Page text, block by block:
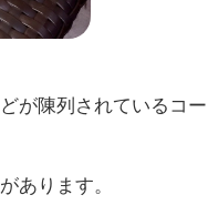
が陳列されているコー
あります。